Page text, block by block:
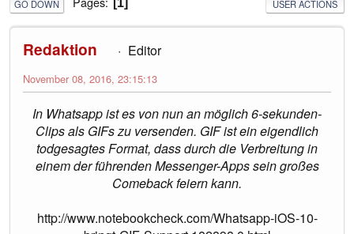
GO DOWN 1 USER ACTIONS
Redaktion Editor
November 08, 2016, 23:15:13
In Whatsapp ist es von nun an möglich 6-sekunden-
Clips als GIFs zu versenden. GIF ist ein eigendlich
todgesagtes Format, dass durch die Verbreitung in
einem der führenden Messenger-Apps sein großes
Comeback feiern kann.
http://www.notebookcheck.com/Whatsapp-iOS-10-